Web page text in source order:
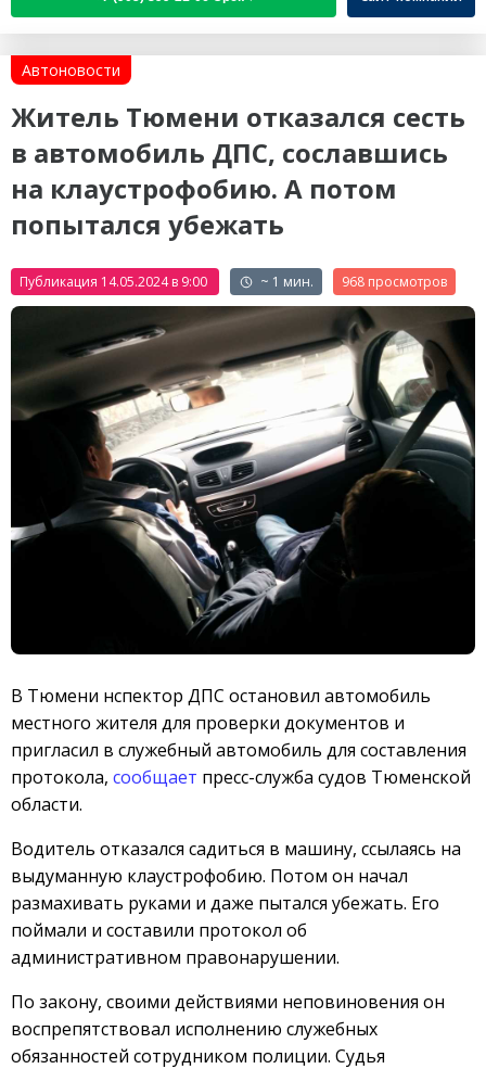
Автоновости
Житель Тюмени отказался сесть
в автомобиль ДПС, сославшись
на клаустрофобию. А потом
попытался убежать
Публикация 14.05.2024 в 9:00 ~ 1 мин. 968
В Тюмени нспектор ДПС остановил автомобиль
местного жителя для проверки документов и
пригласил в служебный автомобиль для составления
протокола, сообщает пресс-служба судов Тюменской
области.
Водитель отказался садиться в машину, ссылаясь на
выдуманную клаустрофобию. Потом он начал
размахивать руками и даже пытался убежать. Его
поймали и составили протокол об
административном правонарушении.
По закону, своими действиями неповиновения он
воспрепятствовал исполнению служебных
обязанностей сотрудником полиции. Судья